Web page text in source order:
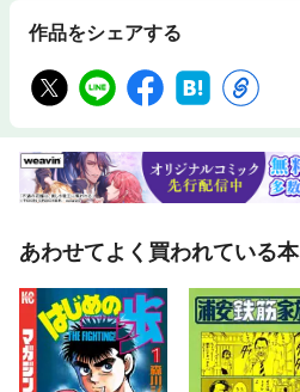
作品をシェアする
あわせてよく買われている本